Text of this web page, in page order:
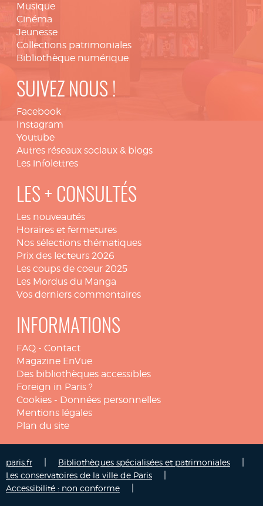
Musique
Cinéma
Jeunesse
Collections patrimoniales
Bibliothèque numérique
SUIVEZ NOUS !
Facebook
Instagram
Youtube
Autres réseaux sociaux & blogs
Les infolettres
LES + CONSULTÉS
Les nouveautés
Horaires et fermetures
Nos sélections thématiques
Prix des lecteurs 2026
Les coups de coeur 2025
Les Mordus du Manga
Vos derniers commentaires
INFORMATIONS
FAQ - Contact
Magazine EnVue
Des bibliothèques accessibles
Foreign in Paris ?
Cookies - Données personnelles
Mentions légales
Plan du site
paris.fr Bibliothèques spécialisées et patrimoniales
Les conservatoires de la ville de Paris
Accessibilité : non conforme